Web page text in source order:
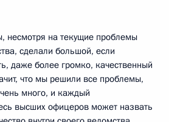
несмотря на текущие проблемы
сделали большой, если
даже более громко, качественный
что мы решили все проблемы,
много, и каждый
высших офицеров может назвать